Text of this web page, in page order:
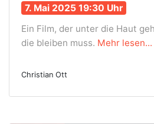
7. Mai 2025 19:30 Uhr
Ein Film, der unter die Haut
die bleiben muss. Mehr lesen...
Christian Ott